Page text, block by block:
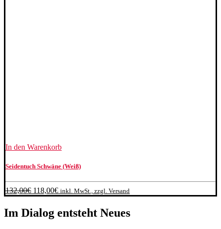
In den Warenkorb
Seidentuch Schwäne (Weiß)
132,00€ Ursprünglicher
Preis
war:
132,00€
118,00€Aktueller
Preis
118,00€.
inkl. MwSt., zzgl. Versand
Im Dialog entsteht Neues